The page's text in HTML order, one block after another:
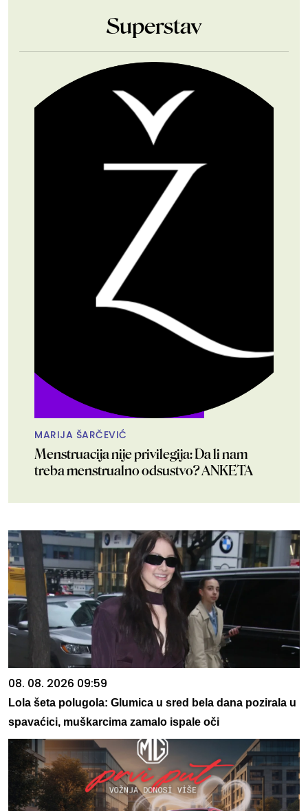
Superstav
MARIJA ŠARČEVIĆ
Menstruacija nije privilegija: Da li nam
treba menstrualno odsustvo? ANKETA
08. 08. 2026 09:59
Lola šeta polugola: Glumica u sred bela dana pozirala u
spavaćici, muškarcima zamalo ispale oči